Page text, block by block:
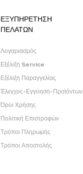
ΕΞΥΠΗΡΕΤΗΣΗ
ΠΕΛΑΤΩΝ
Λογαριασμός
Εξέλιξη Service
Εξέλιξη Παραγγελίας
Έλεγχος-Εγγύηση-Προϊόντων
Όροι Χρήσης
Πολιτική Επιστροφών
Τρόποι Πληρωμής
Τρόποι Αποστολής